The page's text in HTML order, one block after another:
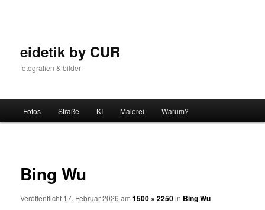
eidetik by CUR
fotografien & bilder
Fotos Straße KI Malerei Warum?
Bing Wu
Veröffentlicht 17. Februar 2026 am1500 × 2250in Bing Wu